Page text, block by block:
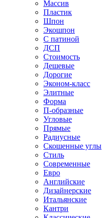
Массив
Пластик
Шпон
Экошпон
С патиной
ДСП
Стоимость
Дешевые
Дорогие
Эконом-класс
Элитные
Форма
П-образные
Угловые
Прямые
Радиусные
Скошенные углы
Стиль
Современные
Евро
Английские
Дизайнерские
Итальянские
Кантри